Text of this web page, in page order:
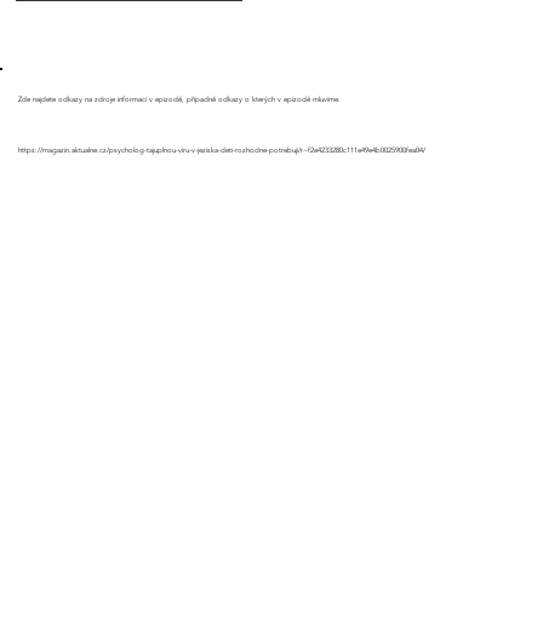
Zde najdete odkazy na zdroje informací v epizodě, případně odkazy o kterých v epizodě mluvíme.
https://magazin.aktualne.cz/psycholog-tajuplnou-viru-v-jeziska-deti-rozhodne-potrebuji/r~f2e4233280c111e49e4b0025900fea04/